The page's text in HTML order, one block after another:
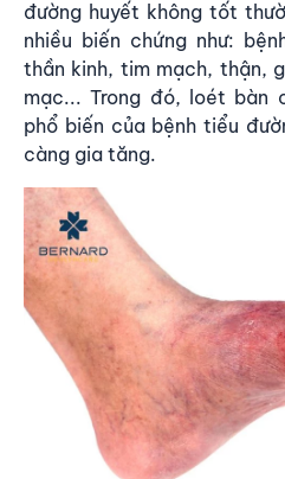
đường huyết không tốt
nhiều biến chứng như:
thần kinh, tim mạch, thận,
mạc... Trong đó,
loét bàn
phổ biến của bệnh tiểu
càng gia tăng.